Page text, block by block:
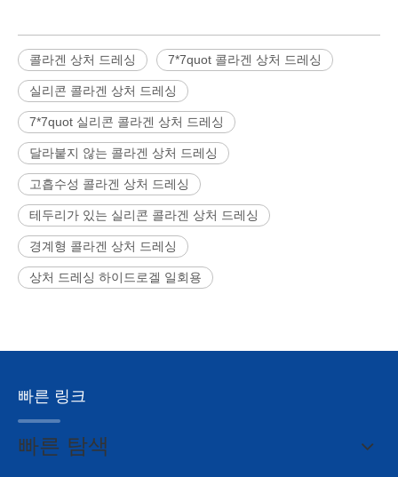
콜라겐 상처 드레싱 7*7quot 콜라겐 상처 드레싱
실리콘 콜라겐 상처 드레싱
7*7quot 실리콘 콜라겐 상처 드레싱
달라붙지 않는 콜라겐 상처 드레싱
고흡수성 콜라겐 상처 드레싱
테두리가 있는 실리콘 콜라겐 상처 드레싱
경계형 콜라겐 상처 드레싱
상처 드레싱 하이드로겔 일회용
빠른 링크
빠른 탐색